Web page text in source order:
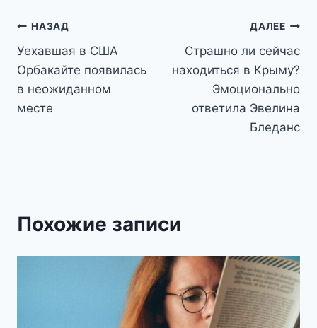
Навигация
по
записям
НАЗАД
Уехавшая в США
Орбакайте появилась
в неожиданном
месте
ДАЛЕЕ
Страшно ли сейчас
находиться в Крыму?
Эмоционально
ответила Эвелина
Бледанс
Похожие записи